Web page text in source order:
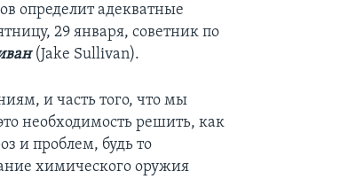
определит адекватные
29 января, советник по
(Jake Sullivan).
и часть того, что мы
необходимость решить, как
и проблем, будь то
химического оружия